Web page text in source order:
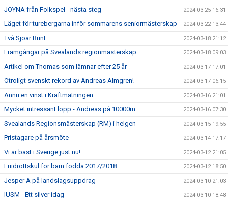
JOYNA från Folkspel - nästa steg 2024-03-25 16:31
Läget för turebergarna inför sommarens seniormästerskap 2024-03-22 13:44
Två Sjöar Runt 2024-03-18 21:12
Framgångar på Svealands regionmästerskap 2024-03-18 09:03
Artikel om Thomas som lämnar efter 25 år 2024-03-17 17:01
Otroligt svenskt rekord av Andreas Almgren! 2024-03-17 06:15
Ännu en vinst i Kraftmätningen 2024-03-16 21:01
Mycket intressant lopp - Andreas på 10000m 2024-03-16 07:30
Svealands Regionsmästerskap (RM) i helgen 2024-03-15 19:55
Pristagare på årsmöte 2024-03-14 17:17
Vi är bäst i Sverige just nu! 2024-03-12 21:05
Friidrottskul för barn födda 2017/2018 2024-03-12 18:50
Jesper A på landslagsuppdrag 2024-03-10 21:03
IUSM - Ett silver idag 2024-03-10 18:48